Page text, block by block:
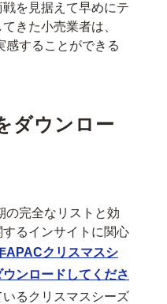
を見据えて早めにテ
きた小売業者は、
感することができる
ダウンロー
の完全なリストと効
るインサイトに関心
APACクリスマスシ
ンロードしてくださ
るクリスマスシーズ